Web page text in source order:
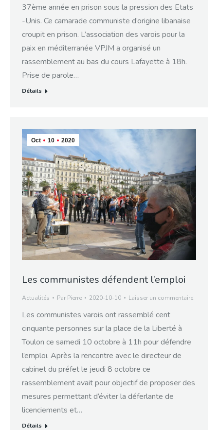
37ème année en prison sous la pression des Etats
-Unis. Ce camarade communiste d’origine libanaise
croupit en prison. L’association des varois pour la
paix en méditerranée VPJM a organisé un
rassemblement au bas du cours Lafayette à 18h.
Prise de parole…
Détails
Oct 10 2020
Les communistes défendent l’emploi
Actualités Par Pierre 2020-10-10 Laisser un commentaire
Les communistes varois ont rassemblé cent
cinquante personnes sur la place de la Liberté à
Toulon ce samedi 10 octobre à 11h pour défendre
l’emploi. Après la rencontre avec le directeur de
cabinet du préfet le jeudi 8 octobre ce
rassemblement avait pour objectif de proposer des
mesures permettant d’éviter la déferlante de
licenciements et…
Détails